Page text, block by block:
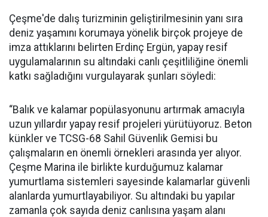
Çeşme'de dalış turizminin geliştirilmesinin yanı sıra
deniz yaşamını korumaya yönelik birçok projeye de
imza attıklarını belirten Erdinç Ergün, yapay resif
uygulamalarının su altındaki canlı çeşitliliğine önemli
katkı sağladığını vurgulayarak şunları söyledi:
“Balık ve kalamar popülasyonunu artırmak amacıyla
uzun yıllardır yapay resif projeleri yürütüyoruz. Beton
künkler ve TCSG-68 Sahil Güvenlik Gemisi bu
çalışmaların en önemli örnekleri arasında yer alıyor.
Çeşme Marina ile birlikte kurduğumuz kalamar
yumurtlama sistemleri sayesinde kalamarlar güvenli
alanlarda yumurtlayabiliyor. Su altındaki bu yapılar
zamanla çok sayıda deniz canlısına yaşam alanı